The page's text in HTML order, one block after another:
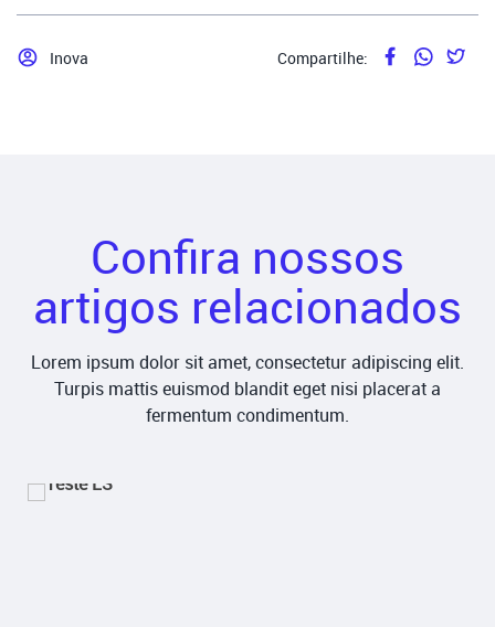
Inova Compartilhe:
Confira nossos
artigos relacionados
Lorem ipsum dolor sit amet, consectetur adipiscing elit.
Turpis mattis euismod blandit eget nisi placerat a
fermentum condimentum.